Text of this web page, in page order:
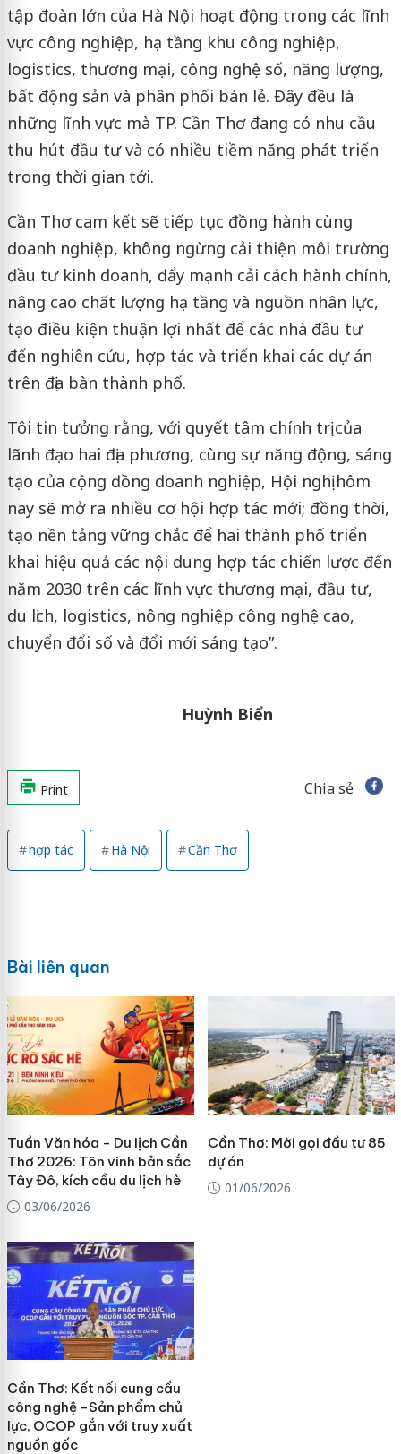
tập đoàn lớn của Hà Nội hoạt động trong các lĩnh
vực công nghiệp, hạ tầng khu công nghiệp,
logistics, thương mại, công nghệ số, năng lượng,
bất động sản và phân phối bán lẻ. Đây đều là
những lĩnh vực mà TP. Cần Thơ đang có nhu cầu
thu hút đầu tư và có nhiều tiềm năng phát triển
trong thời gian tới.
Cần Thơ cam kết sẽ tiếp tục đồng hành cùng
doanh nghiệp, không ngừng cải thiện môi trường
đầu tư kinh doanh, đẩy mạnh cải cách hành chính,
nâng cao chất lượng hạ tầng và nguồn nhân lực,
tạo điều kiện thuận lợi nhất để các nhà đầu tư
đến nghiên cứu, hợp tác và triển khai các dự án
trên địa bàn thành phố.
Tôi tin tưởng rằng, với quyết tâm chính trị của
lãnh đạo hai địa phương, cùng sự năng động, sáng
tạo của cộng đồng doanh nghiệp, Hội nghị hôm
nay sẽ mở ra nhiều cơ hội hợp tác mới; đồng thời,
tạo nền tảng vững chắc để hai thành phố triển
khai hiệu quả các nội dung hợp tác chiến lược đến
năm 2030 trên các lĩnh vực thương mại, đầu tư,
du lịch, logistics, nông nghiệp công nghệ cao,
chuyển đổi số và đổi mới sáng tạo”.
Huỳnh Biển
Print Chia sẻ
hợp tác Hà Nội Cần Thơ
Bài liên quan
Tuần Văn hóa - Du lịch Cần
Thơ 2026: Tôn vinh bản sắc
Tây Đô, kích cầu du lịch hè
03/06/2026
Cần Thơ: Mời gọi đầu tư 85
dự án
01/06/2026
Cần Thơ: Kết nối cung cầu
công nghệ -Sản phẩm chủ
lực, OCOP gắn với truy xuất
nguồn gốc